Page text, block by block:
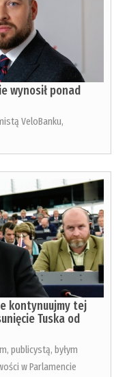
wynosił ponad
VeloBanku,
kontynuujmy tej
Tuska od
publicystą, byłym
w Parlamencie